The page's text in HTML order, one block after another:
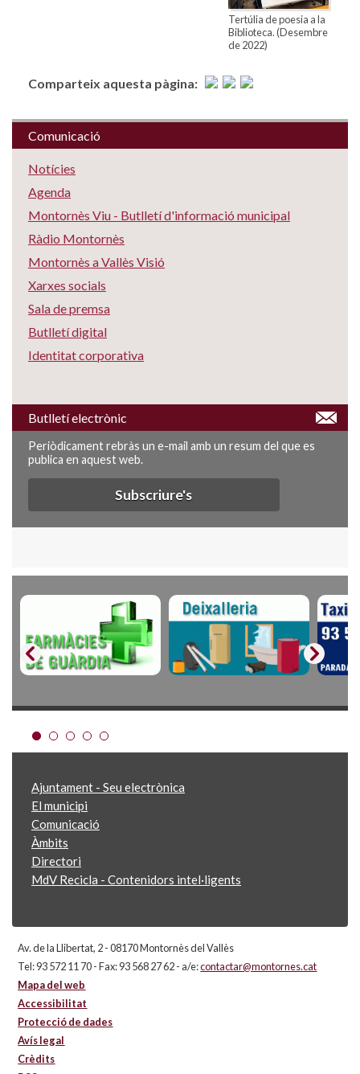
Tertúlia de poesia a la
Biblioteca. (Desembre
de 2022)
Comparteix aquesta pàgina:
Comunicació
Notícies
Agenda
Montornès Viu - Butlletí d'informació municipal
Ràdio Montornès
Montornès a Vallès Visió
Xarxes socials
Sala de premsa
Butlletí digital
Identitat corporativa
Butlletí electrònic
Periòdicament rebràs un e-mail amb un resum del que es
publica en aquest web.
Subscriure's
Ajuntament - Seu electrònica
El municipi
Comunicació
Àmbits
Directori
MdV Recicla - Contenidors intel·ligents
Av. de la Llibertat, 2 - 08170 Montornès del Vallès
Tel: 93 572 11 70 - Fax: 93 568 27 62 - a/e:contactar@montornes.cat
Mapa del web
Accessibilitat
Protecció de dades
Avís legal
Crèdits